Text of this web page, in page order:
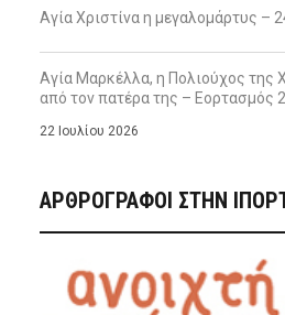
Αγία Χριστίνα η μεγαλομάρτυς –
Αγία Μαρκέλλα, η Πολιούχος της
από τον πατέρα της – Εορτασμός
22 Ιουλίου 2026
ΑΡΘΡΟΓΡΑΦΟΙ ΣΤΗΝ